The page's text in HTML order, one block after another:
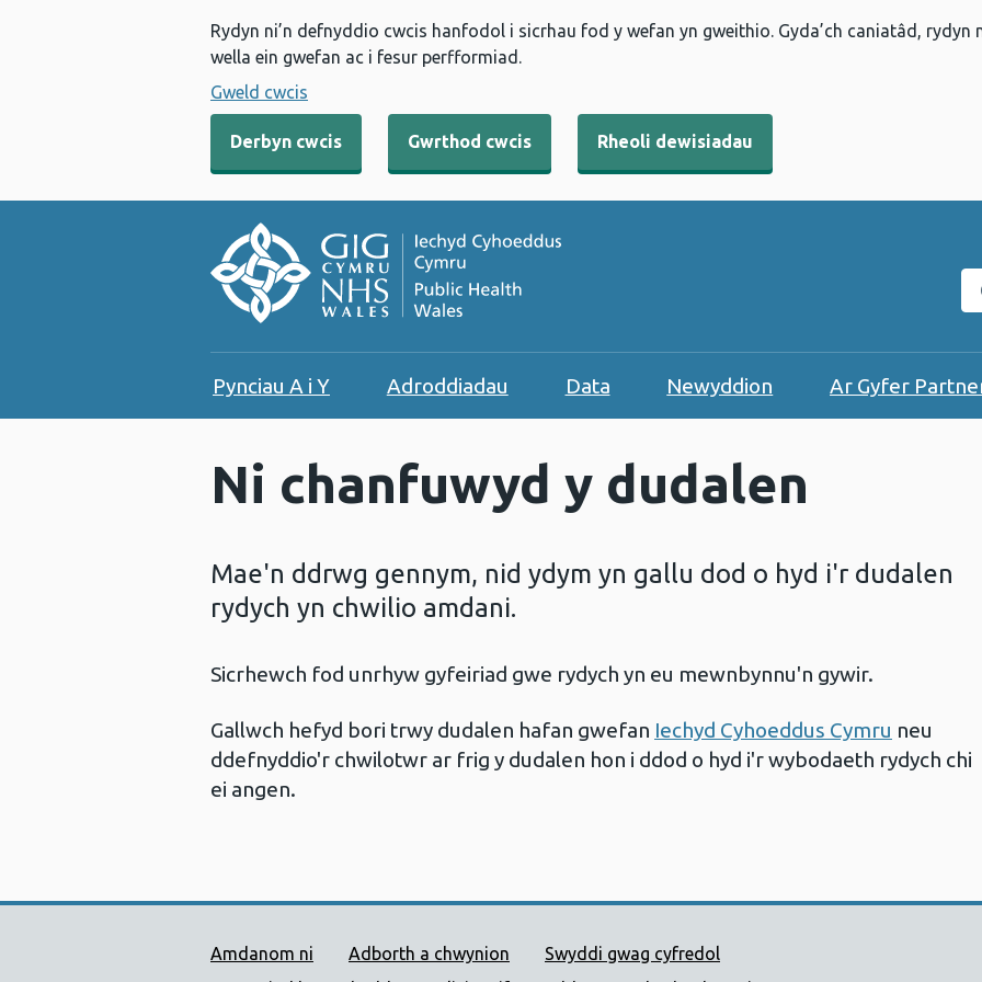
Rydyn ni’n defnyddio cwcis hanfodol i sicrhau fod y wefan yn gweithio. Gyda’ch caniatâd,
wella ein gwefan ac i fesur perfformiad.
Gweld cwcis
Derbyn cwcis Gwrthod cwcis Rheoli dewisiadau
Pynciau A i Y Adroddiadau Data Newyddion Ar Gyfer
Ni chanfuwyd y dudalen
Mae'n ddrwg gennym, nid ydym yn gallu dod o hyd i'r dudalen
rydych yn chwilio amdani.
Sicrhewch fod unrhyw gyfeiriad gwe rydych yn eu mewnbynnu'n gywir.
Gallwch hefyd bori trwy dudalen hafan gwefan Iechyd Cyhoeddus Cymru neu
ddefnyddio'r chwilotwr ar frig y dudalen hon i ddod o hyd i'r wybodaeth rydych chi
ei angen.
Dolenni Cymorth Iechyd Cyhoeddus Cymru
Amdanom ni Adborth a chwynion
Swyddi gwag cyfredol